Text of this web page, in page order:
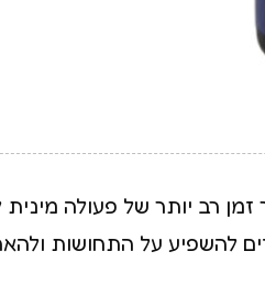
זמן רב יותר של פעולה
להשפיע על התחושות